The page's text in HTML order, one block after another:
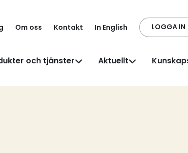
Om oss Kontakt In English LOGGA IN
och tjänster Aktuellt